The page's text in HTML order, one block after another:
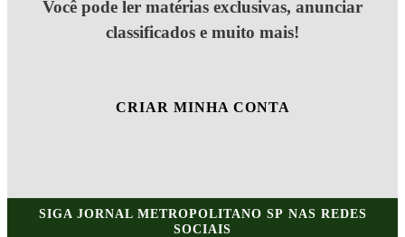
Você pode ler matérias exclusivas, anunciar
classificados e muito mais!
CRIAR MINHA CONTA
SIGA JORNAL METROPOLITANO SP NAS REDES
SOCIAIS